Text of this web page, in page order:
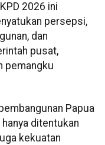
2026 ini
persepsi,
dan
pusat,
pemangku
Papua
ditentukan
kekuatan